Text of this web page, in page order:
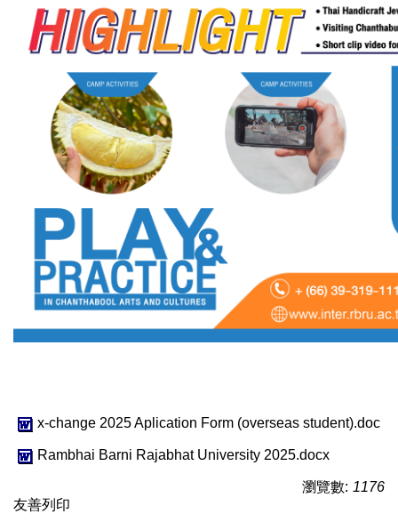
x-change 2025 Aplication Form (overseas student).doc
Rambhai Barni Rajabhat University 2025.docx
瀏覽數: 1176
友善列印